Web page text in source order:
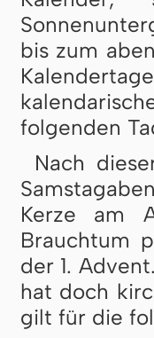
bis zum
folgenden
Nach
Kerze am
Brauchtum
der 1.
hat doch
gilt für die